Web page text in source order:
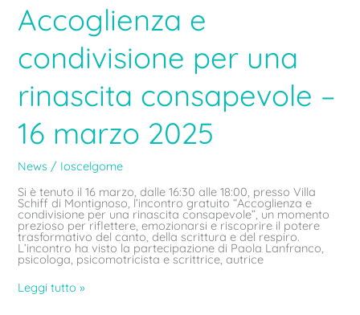
Accoglienza e
condivisione per una
rinascita consapevole –
16 marzo 2025
News / Ioscelgome
Si è tenuto il 16 marzo, dalle 16:30 alle 18:00, presso Villa
Schiff di Montignoso, l’incontro gratuito “Accoglienza e
condivisione per una rinascita consapevole”, un momento
prezioso per riflettere, emozionarsi e riscoprire il potere
trasformativo del canto, della scrittura e del respiro.
L’incontro ha visto la partecipazione di Paola Lanfranco,
psicologa, psicomotricista e scrittrice, autrice
Leggi tutto »